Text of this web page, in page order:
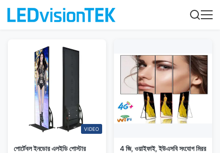
VIDEO
পোর্টেবল ইনডোর এলইডি পোস্টার
4 জি, ওয়াইফাই, ইউএসবি সংযোগ মিরর